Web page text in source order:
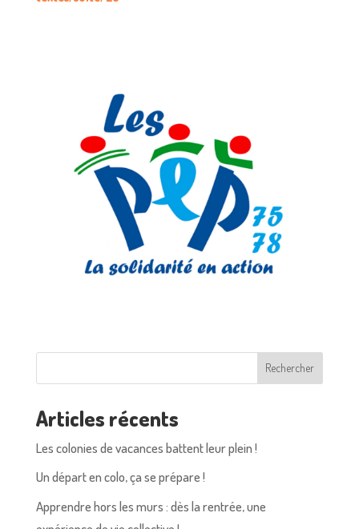
Rechercher
Articles récents
Les colonies de vacances battent leur plein !
Un départ en colo, ça se prépare !
Apprendre hors les murs : dès la rentrée, une